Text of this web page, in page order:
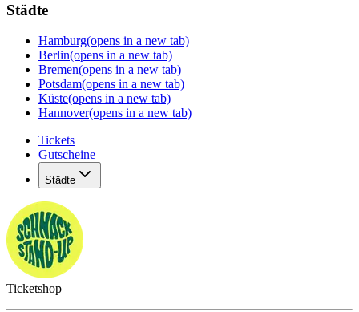
Städte
Hamburg(opens in a new tab)
Berlin(opens in a new tab)
Bremen(opens in a new tab)
Potsdam(opens in a new tab)
Küste(opens in a new tab)
Hannover(opens in a new tab)
Tickets
Gutscheine
Städte
Ticketshop